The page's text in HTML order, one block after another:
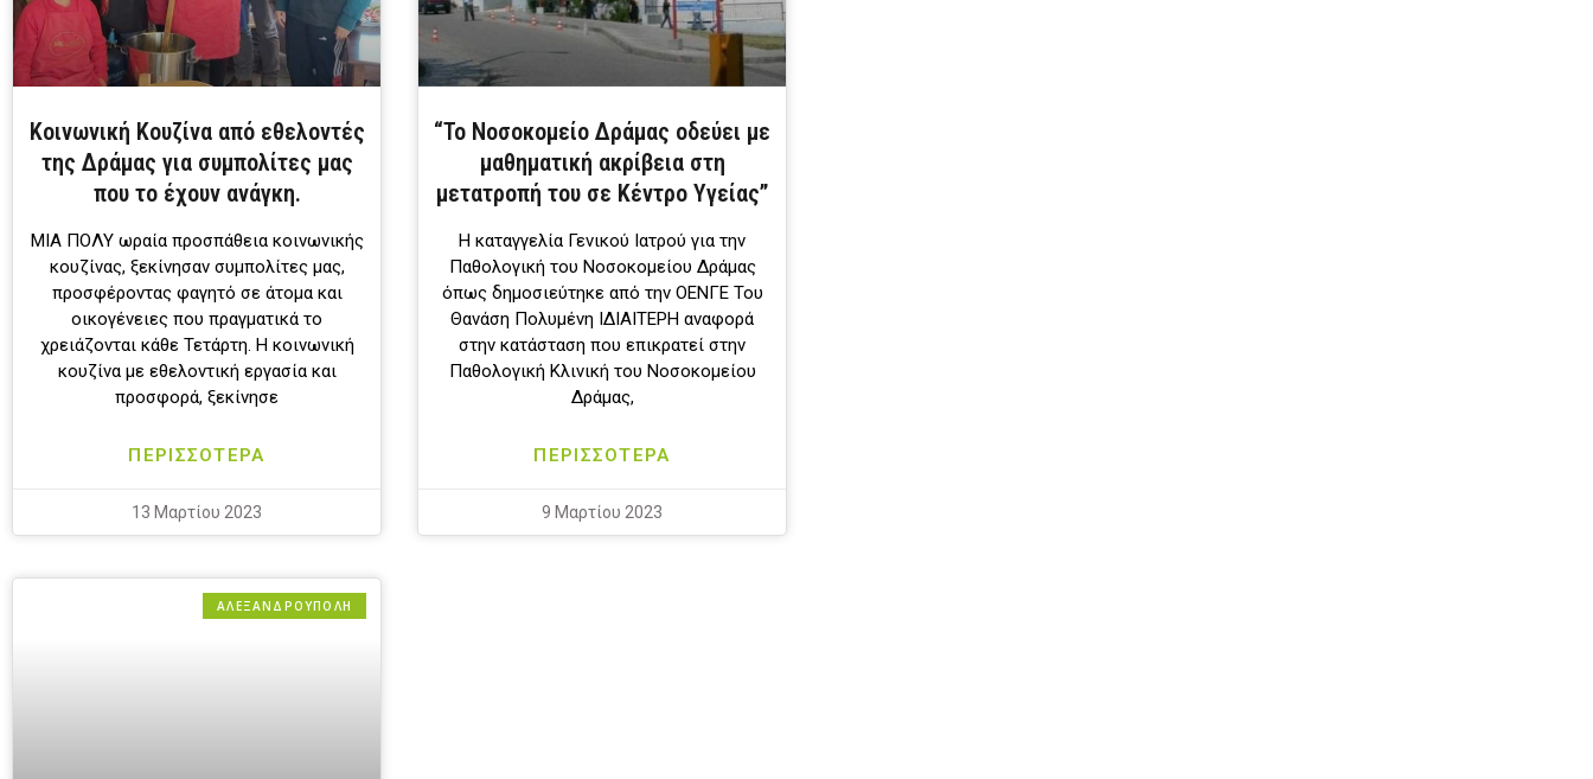
Κοινωνική Κουζίνα από εθελοντές
της Δράμας για συμπολίτες μας
που το έχουν ανάγκη.
ΜΙΑ ΠΟΛΥ ωραία προσπάθεια κοινωνικής
κουζίνας, ξεκίνησαν συμπολίτες μας,
προσφέροντας φαγητό σε άτομα και
οικογένειες που πραγματικά το
χρειάζονται κάθε Τετάρτη. Η κοινωνική
κουζίνα με εθελοντική εργασία και
προσφορά, ξεκίνησε
ΠΕΡΙΣΣΟΤΕΡΑ
13 Μαρτίου 2023
“Το Νοσοκομείο Δράμας οδεύει με
μαθηματική ακρίβεια στη
μετατροπή του σε Κέντρο Υγείας”
Η καταγγελία Γενικού Ιατρού για την
Παθολογική του Νοσοκομείου Δράμας
όπως δημοσιεύτηκε από την ΟΕΝΓΕ Του
Θανάση Πολυμένη ΙΔΙΑΙΤΕΡΗ αναφορά
στην κατάσταση που επικρατεί στην
Παθολογική Κλινική του Νοσοκομείου
Δράμας,
ΠΕΡΙΣΣΟΤΕΡΑ
9 Μαρτίου 2023
ΑΛΕΞΑΝΔΡΟΎΠΟΛΗ